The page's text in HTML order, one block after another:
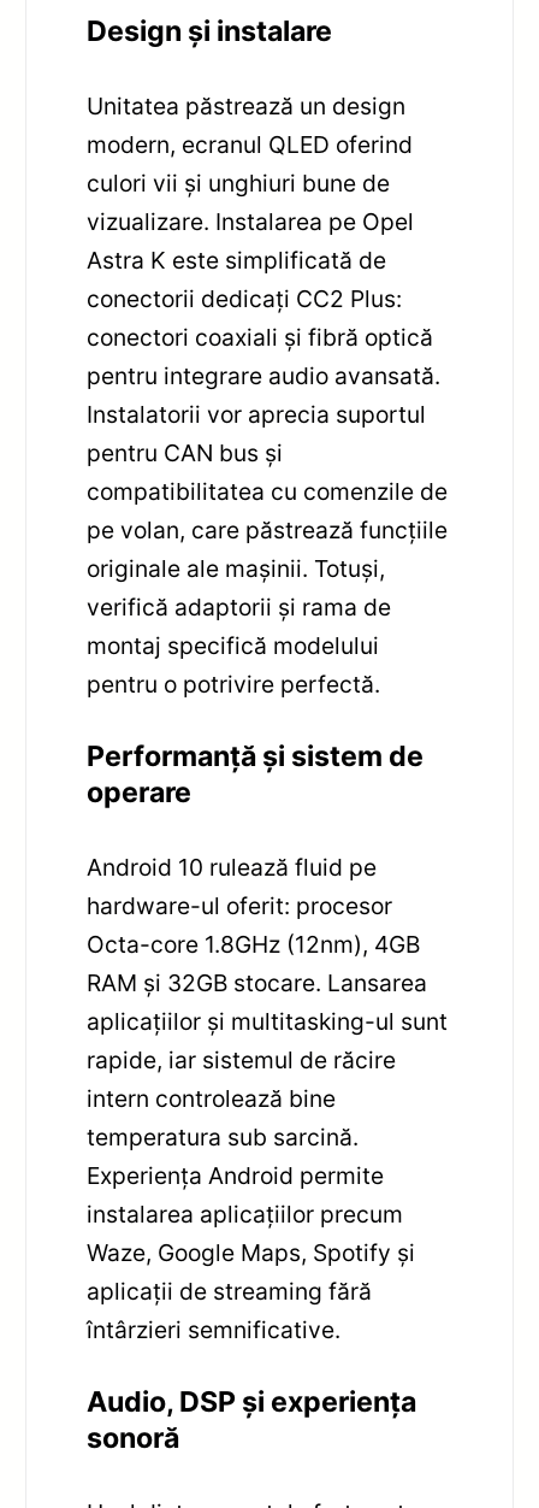
Design și instalare
Unitatea păstrează un design
modern, ecranul QLED oferind
culori vii și unghiuri bune de
vizualizare. Instalarea pe Opel
Astra K este simplificată de
conectorii dedicați CC2 Plus:
conectori coaxiali și fibră optică
pentru integrare audio avansată.
Instalatorii vor aprecia suportul
pentru CAN bus și
compatibilitatea cu comenzile de
pe volan, care păstrează funcțiile
originale ale mașinii. Totuși,
verifică adaptorii și rama de
montaj specifică modelului
pentru o potrivire perfectă.
Performanță și sistem de
operare
Android 10 rulează fluid pe
hardware-ul oferit: procesor
Octa-core 1.8GHz (12nm), 4GB
RAM și 32GB stocare. Lansarea
aplicațiilor și multitasking-ul sunt
rapide, iar sistemul de răcire
intern controlează bine
temperatura sub sarcină.
Experiența Android permite
instalarea aplicațiilor precum
Waze, Google Maps, Spotify și
aplicații de streaming fără
întârzieri semnificative.
Audio, DSP și experiența
sonoră